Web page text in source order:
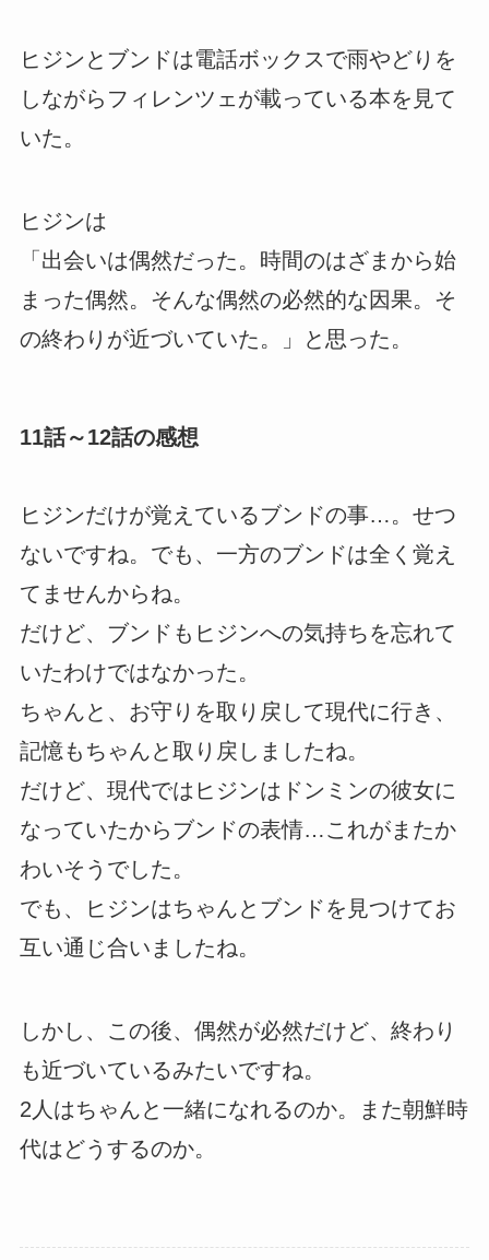
ヒジンとブンドは電話ボックスで雨やどりを
しながらフィレンツェが載っている本を見て
いた。
ヒジンは
「出会いは偶然だった。時間のはざまから始
まった偶然。そんな偶然の必然的な因果。そ
の終わりが近づいていた。」と思った。
11話～12話の感想
ヒジンだけが覚えているブンドの事…。せつ
ないですね。でも、一方のブンドは全く覚え
てませんからね。
だけど、ブンドもヒジンへの気持ちを忘れて
いたわけではなかった。
ちゃんと、お守りを取り戻して現代に行き、
記憶もちゃんと取り戻しましたね。
だけど、現代ではヒジンはドンミンの彼女に
なっていたからブンドの表情…これがまたか
わいそうでした。
でも、ヒジンはちゃんとブンドを見つけてお
互い通じ合いましたね。
しかし、この後、偶然が必然だけど、終わり
も近づいているみたいですね。
2人はちゃんと一緒になれるのか。また朝鮮時
代はどうするのか。